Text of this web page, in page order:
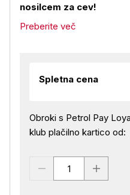
nosilcem za cev!
Preberite več
Spletna cena
Obroki s Petrol Pay
klub plačilno kartico od: